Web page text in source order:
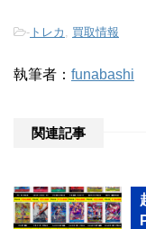
- トレカ 買取情報
執筆者： funabashi
関連記事